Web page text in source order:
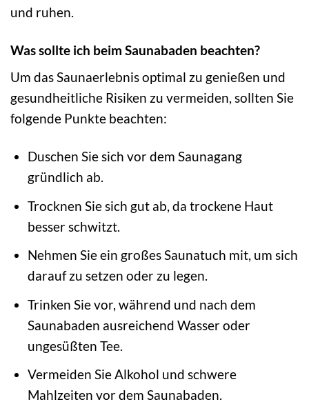
und ruhen.
Was sollte ich beim Saunabaden beachten?
Um das Saunaerlebnis optimal zu genießen und
gesundheitliche Risiken zu vermeiden, sollten Sie
folgende Punkte beachten:
Duschen Sie sich vor dem Saunagang
gründlich ab.
Trocknen Sie sich gut ab, da trockene Haut
besser schwitzt.
Nehmen Sie ein großes Saunatuch mit, um sich
darauf zu setzen oder zu legen.
Trinken Sie vor, während und nach dem
Saunabaden ausreichend Wasser oder
ungesüßten Tee.
Vermeiden Sie Alkohol und schwere
Mahlzeiten vor dem Saunabaden.